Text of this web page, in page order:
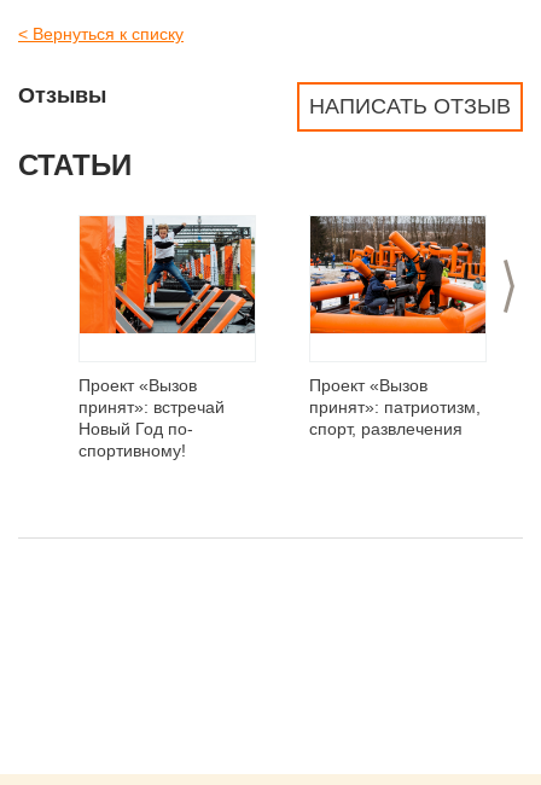
< Вернуться к списку
НАПИСАТЬ ОТЗЫВ
Отзывы
СТАТЬИ
>
Проект «Вызов
принят»: встречай
Новый Год по-
спортивному!
Проект «Вызов
принят»: патриотизм,
спорт, развлечения